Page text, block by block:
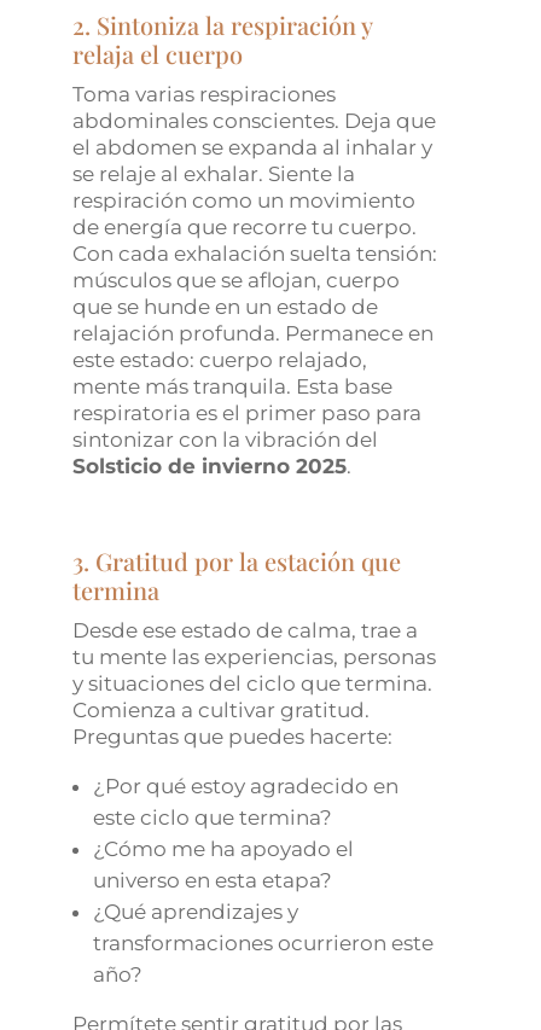
2. Sintoniza la respiración y
relaja el cuerpo
Toma varias respiraciones
abdominales conscientes. Deja que
el abdomen se expanda al inhalar y
se relaje al exhalar. Siente la
respiración como un movimiento
de energía que recorre tu cuerpo.
Con cada exhalación suelta tensión:
músculos que se aflojan, cuerpo
que se hunde en un estado de
relajación profunda. Permanece en
este estado: cuerpo relajado,
mente más tranquila. Esta base
respiratoria es el primer paso para
sintonizar con la vibración del
Solsticio de invierno 2025.
3. Gratitud por la estación que
termina
Desde ese estado de calma, trae a
tu mente las experiencias, personas
y situaciones del ciclo que termina.
Comienza a cultivar gratitud.
Preguntas que puedes hacerte:
¿Por qué estoy agradecido en
este ciclo que termina?
¿Cómo me ha apoyado el
universo en esta etapa?
¿Qué aprendizajes y
transformaciones ocurrieron este
año?
Permítete sentir gratitud por las